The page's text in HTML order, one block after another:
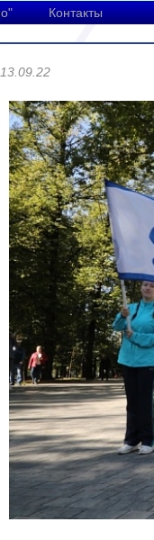
Контакты
13.09.22